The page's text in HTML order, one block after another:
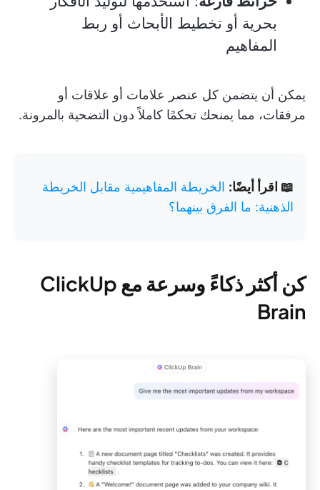
بحرية أو تخطيط الأبحاث أو ربط
المفاهيم
يمكن أن يتضمن كل عنصر علامات أو علاقات أو
مرفقات، مما يمنحك تحكمًا كاملاً دون التضحية بالمرونة.
📖 اقرأ أيضًا: الخريطة المفاهيمية مقابل الخريطة
الذهنية: ما الفرق بينهما؟
كن أكثر ذكاءً وسرعة مع ClickUp
Brain